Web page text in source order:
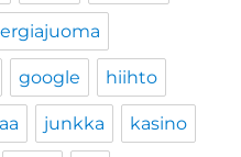
google hiihto
junkka kasino